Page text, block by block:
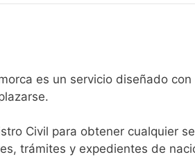
es un servicio diseñado
Civil para obtener cualquier
trámites y expedientes de